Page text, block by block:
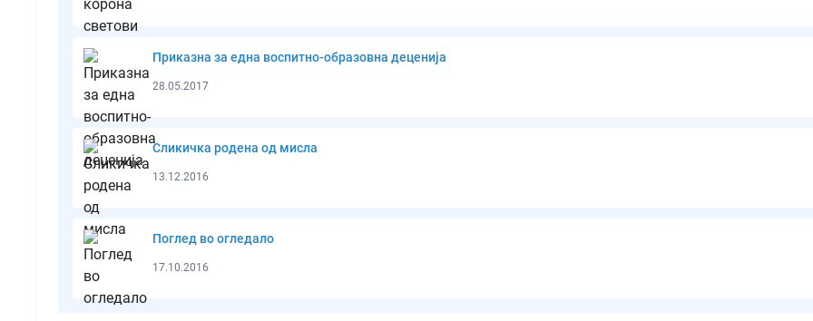
Приказна за една воспитно-образовна деценија
28.05.2017
Сликичкa родена од мисла
13.12.2016
Поглед во огледало
17.10.2016